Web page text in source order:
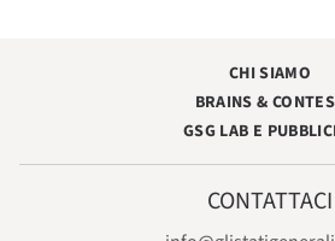
CHI SIAMO
BRAINS &
GSG LAB E
CONTATTACI